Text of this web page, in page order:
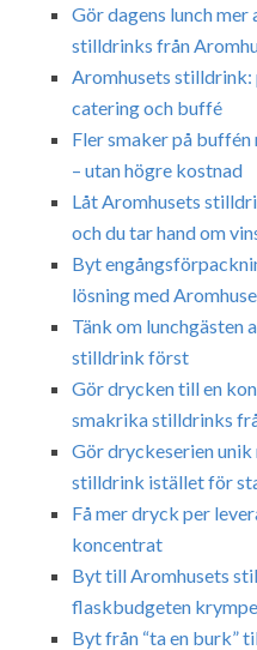
Gör dagens lunch
stilldrinks från
Aromhusets stilldrink:
catering och buffé
Fler smaker på
– utan högre kostnad
Låt Aromhusets
och du tar hand om
Byt
lösning med
Tänk om lunchgästen
stilldrink först
Gör drycken till en
smakrika stilldrinks
Gör dryckeserien unik
stilldrink istället för
Få mer dryck per
koncentrat
Byt till Aromhusets
flaskbudgeten
Byt från “ta en burk”